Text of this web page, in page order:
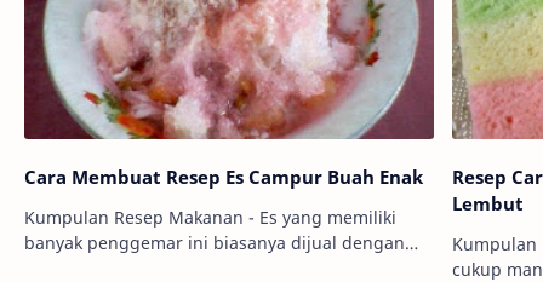
Cara Membuat Resep Es Campur Buah Enak
Kumpulan Resep Makanan - Es yang memiliki
banyak penggemar ini biasanya dijual dengan
Resep
Lembut
Kumpulan
cukup